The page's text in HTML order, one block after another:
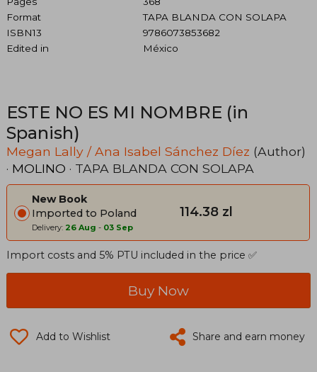
Format
TAPA BLANDA CON SOLAPA
ISBN13
9786073853682
Edited in
México
ESTE NO ES MI NOMBRE (in
Spanish)
Megan Lally / Ana Isabel Sánchez Díez (Author)
· MOLINO · TAPA BLANDA CON SOLAPA
New Book
Imported to Poland
Delivery: 26 Aug - 03 Sep
114.38 zl
Import costs and 5% PTU included in the price ✅
Buy Now
Add to Wishlist Share and earn money